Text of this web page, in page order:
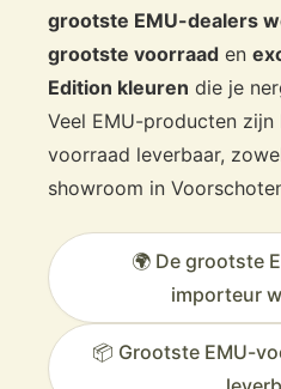
grootste EMU-dealers
grootste voorraad en
Edition kleuren die je
Veel EMU-producten
voorraad leverbaar,
showroom in
🌍 De grootste
importeur
📦 Grootste EMU-